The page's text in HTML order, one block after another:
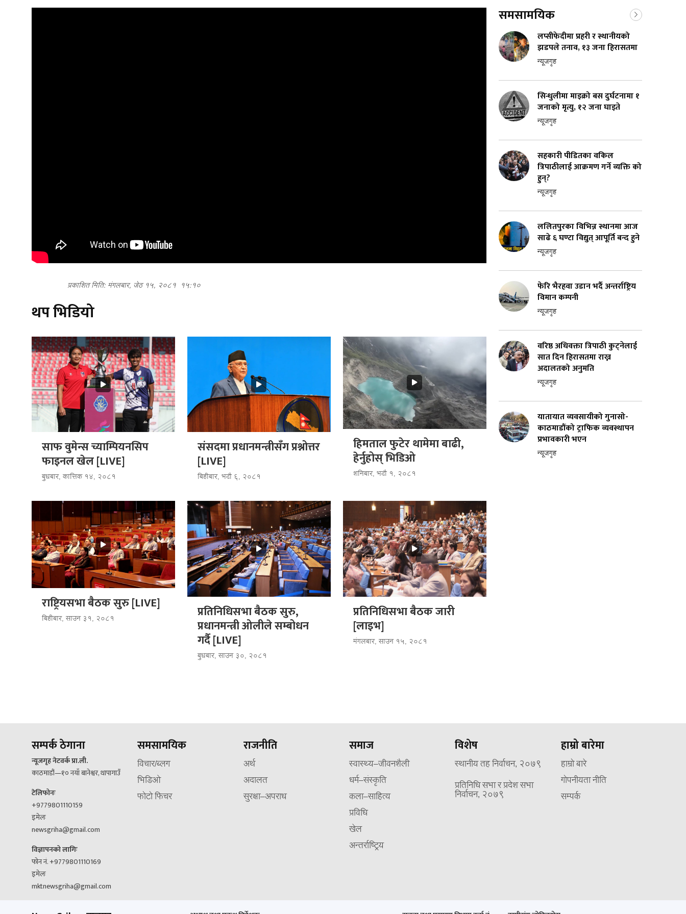
प्रकाशित मिति: मंगलबार, जेठ १५, २०८१ १५:१०
थप भिडियो
साफ वुमेन्स च्याम्पियनसिप
फाइनल खेल [LIVE]
बुधबार, कात्तिक १४, २०८१
संसदमा प्रधानमन्त्रीसँग प्रश्नोत्तर
[LIVE]
बिहीबार, भदौ ६, २०८१
हिमताल फुटेर थामेमा बाढी,
हेर्नुहोस् भिडि‌‌ओ
शनिबार, भदौ १, २०८१
राष्ट्रियसभा बैठक सुरु [LIVE]
बिहीबार, साउन ३१, २०८१ प्रतिनिधिसभा बैठक सुरु,
प्रधानमन्त्री ओलीले सम्बोधन
गर्दै [LIVE]
बुधबार, साउन ३०, २०८१
प्रतिनिधिसभा बैठक जारी
[लाइभ]
मंगलबार, साउन १५, २०८१
समसामयिक
लप्सीफेदीमा प्रहरी र स्थानीयको
झडपले तनाव, १३ जना हिरासतमा
न्यूजगृह
सिन्धुलीमा माइक्रो बस दुर्घटनामा १
जनाको मृत्यु, १२ जना घाइते
न्यूजगृह
सहकारी पीडितका वकिल
त्रिपाठीलाई आक्रमण गर्ने व्यक्ति को
हुन्?
न्यूजगृह
ललितपुरका विभिन्न स्थानमा आज
साढे ६ घण्टा विद्युत् आपूर्ति बन्द हुने
न्यूजगृह
फेरि भैरहवा उडान भर्दै अन्तर्राष्ट्रिय
विमान कम्पनी
न्यूजगृह
वरिष्ठ अधिवक्ता त्रिपाठी कुट्नेलाई
सात दिन हिरासतमा राख्न
अदालतको अनुमति
न्यूजगृह
यातायात व्यवसायीको गुनासो-
काठमाडौंको ट्राफिक व्यवस्थापन
प्रभावकारी भएन
न्यूजगृह
सम्पर्क ठेगाना
न्यूजगृह नेटवर्क प्रा.ली.
काठमाडौं—१० नयाँ बानेश्वर, थापागाउँ
टेलिफोनः
+9779801110159
इमेलः
newsgriha@gmail.com
विज्ञापनको लागिः
फोन नं. +9779801110169
इमेलः
mktnewsgriha@gmail.com
समसामयिक
विचार/ब्लग
भिडिओ
फोटो फिचर
राजनीति
अर्थ
अदालत
सुरक्षा–अपराध
समाज
स्वास्थ्य–जीवनशैली
धर्म–संस्कृति
कला–साहित्य
प्रविधि
खेल
अन्तर्राष्ट्रिय
विशेष
स्थानीय तह निर्वाचन, २०७९
प्रतिनिधि सभा र प्रदेश सभा
निर्वाचन, २०७९
हाम्रो बारेमा
हाम्रो बारे
गोपनीयता नीति
सम्पर्क